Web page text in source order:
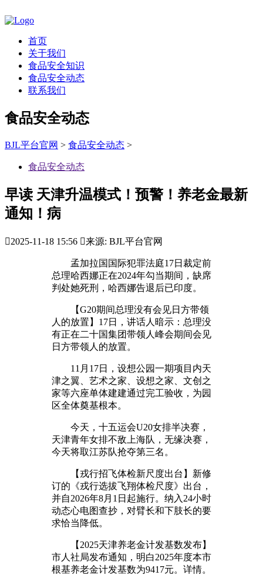
首页
关于我们
食品安全知识
食品安全动态
联系我们
食品安全动态
BJL平台官网 > 食品安全动态 >
食品安全动态
早读 天津升温模式！预警！养老金最新
通知！病
2025-11-18 15:56 来源: BJL平台官网
孟加拉国国际犯罪法庭17日裁定前
总理哈西娜正在2024年勾当期间，缺席
判处她死刑，哈西娜告退后已印度。
【G20期间总理没有会见日方带领
人的放置】17日，讲话人暗示：总理没
有正在二十国集团带领人峰会期间会见
日方带领人的放置。
11月17日，设想公园一期项目内天
津之翼、艺术之家、设想之家、文创之
家等六座单体建建通过完工验收，为园
区全体奠基根本。
今天，十五运会U20女排半决赛，
天津青年女排不敌上海队，无缘决赛，
今天将取江苏队抢夺第三名。
【戎行招飞体检新尺度出台】新修
订的《戎行选拔飞翔体检尺度》出台，
并自2026年8月1日起施行。纳入24小时
动态心电图查抄，对臂长和下肢长的要
求恰当降低。
【2025天津养老金计发基数发布】
市人社局发布通知，明白2025年度本市
根基养老金计发基数为9417元。详情。